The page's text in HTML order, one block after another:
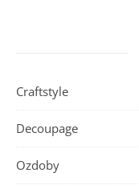
Craftstyle
Decoupage
Ozdoby